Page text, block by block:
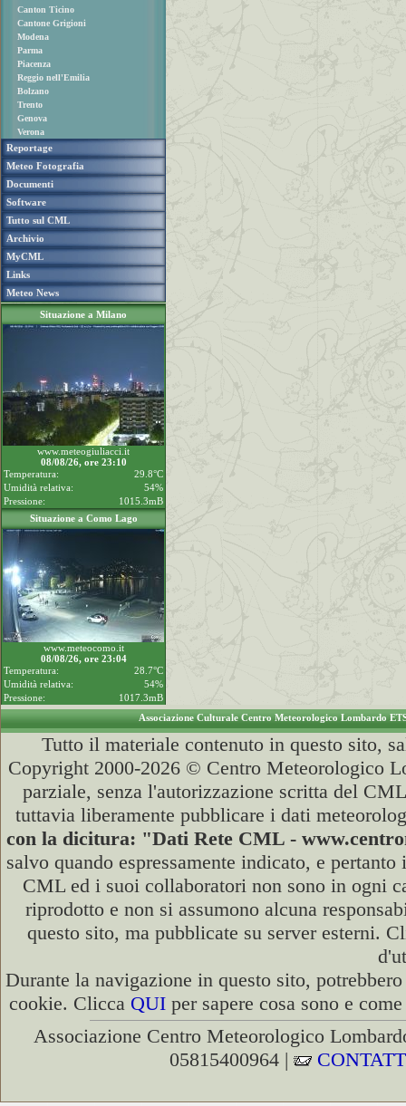
Canton Ticino
Cantone Grigioni
Modena
Parma
Piacenza
Reggio nell'Emilia
Bolzano
Trento
Genova
Verona
Reportage
Meteo Fotografia
Documenti
Software
Tutto sul CML
Archivio
MyCML
Links
Meteo News
Situazione a Milano
www.meteogiuliacci.it
08/08/26, ore 23:10
Temperatura:
29.8°C
Umidità relativa:
54%
Pressione:
1015.3mB
Situazione a Como Lago
www.meteocomo.it
08/08/26, ore 23:04
Temperatura:
28.7°C
Umidità relativa:
54%
Pressione:
1017.3mB
Associazione Culturale Centro Meteorologico Lombardo
Tutto il materiale contenuto in questo sito,
Copyright 2000-2026 © Centro Meteorologico
parziale, senza l'autorizzazione scritta del
tuttavia liberamente pubblicare i dati
con la dicitura: "Dati Rete CML -
salvo quando espressamente indicato, e
CML ed i suoi collaboratori non sono in ogni
riprodotto e non si assumono alcuna
questo sito, ma pubblicate su server esterni.
Durante la navigazione in questo sito,
cookie. Clicca QUI per sapere cosa sono e
Associazione Centro Meteorologico
05815400964 |